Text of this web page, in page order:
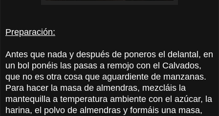
Preparación:
Antes que nada y después de poneros el delantal, en
un bol ponéis las pasas a remojo con el Calvados,
que no es otra cosa que aguardiente de manzanas.
Para hacer la masa de almendras, mezcláis la
mantequilla a temperatura ambiente con el azúcar, la
harina, el polvo de almendras y formáis una masa,